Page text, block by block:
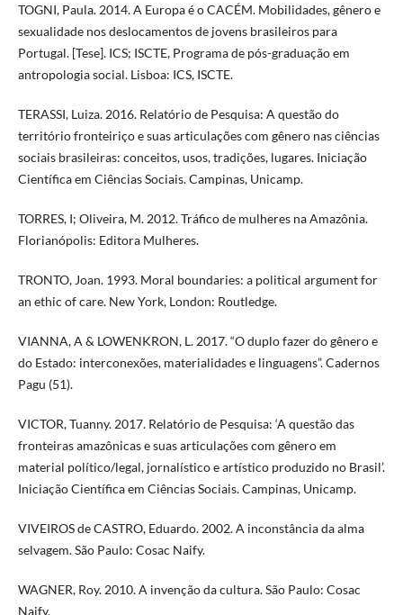
TOGNI, Paula. 2014. A Europa é o CACÉM. Mobilidades, gênero e
sexualidade nos deslocamentos de jovens brasileiros para
Portugal. [Tese]. ICS; ISCTE, Programa de pós-graduação em
antropologia social. Lisboa: ICS, ISCTE.
TERASSI, Luiza. 2016. Relatório de Pesquisa: A questão do
território fronteiriço e suas articulações com gênero nas ciências
sociais brasileiras: conceitos, usos, tradições, lugares. Iniciação
Científica em Ciências Sociais. Campinas, Unicamp.
TORRES, I; Oliveira, M. 2012. Tráfico de mulheres na Amazônia.
Florianópolis: Editora Mulheres.
TRONTO, Joan. 1993. Moral boundaries: a political argument for
an ethic of care. New York, London: Routledge.
VIANNA, A & LOWENKRON, L. 2017. “O duplo fazer do gênero e
do Estado: interconexões, materialidades e linguagens”. Cadernos
Pagu (51).
VICTOR, Tuanny. 2017. Relatório de Pesquisa: ‘A questão das
fronteiras amazônicas e suas articulações com gênero em
material político/legal, jornalístico e artístico produzido no Brasil’.
Iniciação Científica em Ciências Sociais. Campinas, Unicamp.
VIVEIROS de CASTRO, Eduardo. 2002. A inconstância da alma
selvagem. São Paulo: Cosac Naify.
WAGNER, Roy. 2010. A invenção da cultura. São Paulo: Cosac
Naify.